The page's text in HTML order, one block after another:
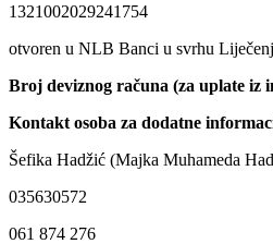
1321002029241754
otvoren u NLB Banci u svrhu
Broj deviznog računa (za uplate iz
Kontakt osoba za dodatne
Šefika Hadžić (Majka Muhameda
035630572
061 874 276